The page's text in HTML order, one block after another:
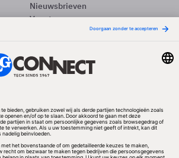
Nieuwsbrieven
Vacatures